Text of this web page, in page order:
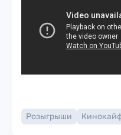
Розыгрыши